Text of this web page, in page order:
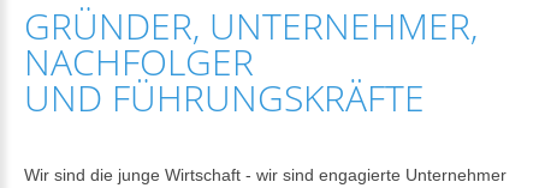
GRÜNDER, UNTERNEHMER,
NACHFOLGER
UND FÜHRUNGSKRÄFTE
Wir sind die junge Wirtschaft - wir sind engagierte Unternehmer